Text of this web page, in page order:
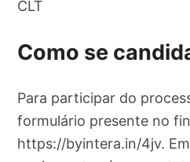
CLT
Como se
Para participar do
formulário presente no
https://byintera.in/4jv.